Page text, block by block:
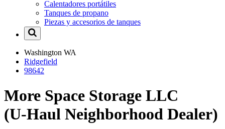
Calentadores portátiles
Tanques de propano
Piezas y accesorios de tanques
Washington WA
Ridgefield
98642
More Space Storage LLC
(U-Haul Neighborhood Dealer)